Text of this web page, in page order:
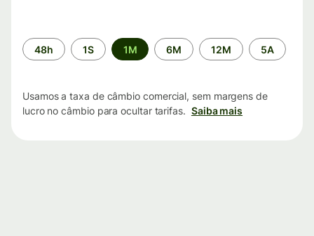
Período
de
48h 1S 1M 6M 12M 5A
Usamos a taxa de câmbio comercial, sem margens de
lucro no câmbio para ocultar tarifas. Saiba mais